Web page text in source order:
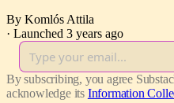
By Komlós Attila
· Launched 3 years ago
By subscribing, you agree
acknowledge its Information